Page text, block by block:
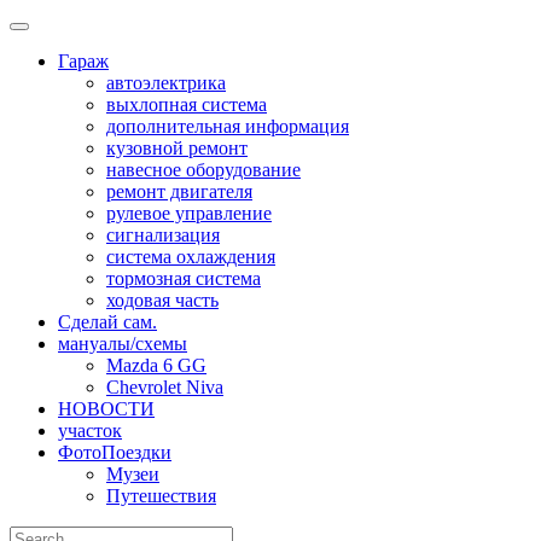
Skip
contentГараж
автоэлектрика
выхлопная система
дополнительная информация
кузовной ремонт
навесное оборудование
ремонт двигателя
рулевое управление
сигнализация
система охлаждения
тормозная система
ходовая часть
Сделай сам.
мануалы/схемы
Mazda 6 GG
Chevrolet Niva
НОВОСТИ
участок
ФотоПоездки
Музеи
Путешествия
Search